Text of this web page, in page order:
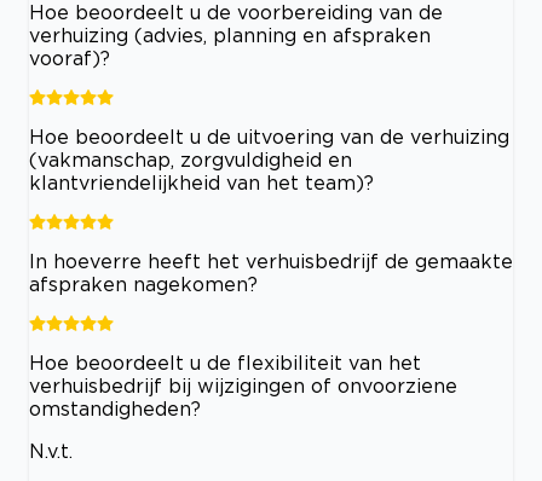
Hoe beoordeelt u de voorbereiding van de
verhuizing (advies, planning en afspraken
vooraf)?
Hoe beoordeelt u de uitvoering van de verhuizing
(vakmanschap, zorgvuldigheid en
klantvriendelijkheid van het team)?
In hoeverre heeft het verhuisbedrijf de gemaakte
afspraken nagekomen?
Hoe beoordeelt u de flexibiliteit van het
verhuisbedrijf bij wijzigingen of onvoorziene
omstandigheden?
N.v.t.